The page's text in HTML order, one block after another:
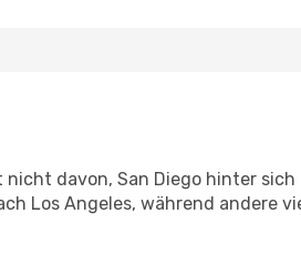
davon, San Diego hinter
Los Angeles, während andere